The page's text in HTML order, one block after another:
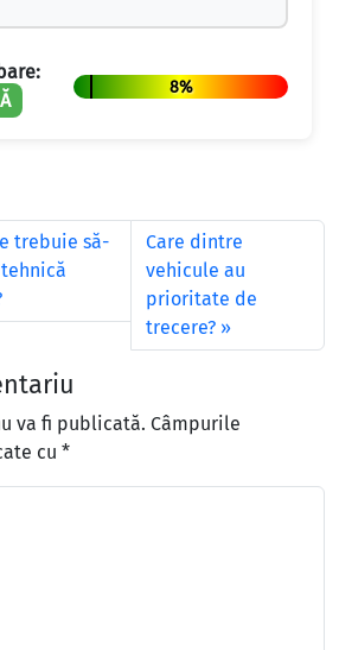
8%
trebuie să-
Care dintre
vehicule au
prioritate de
trecere?
va fi publicată. Câmpurile
cu *